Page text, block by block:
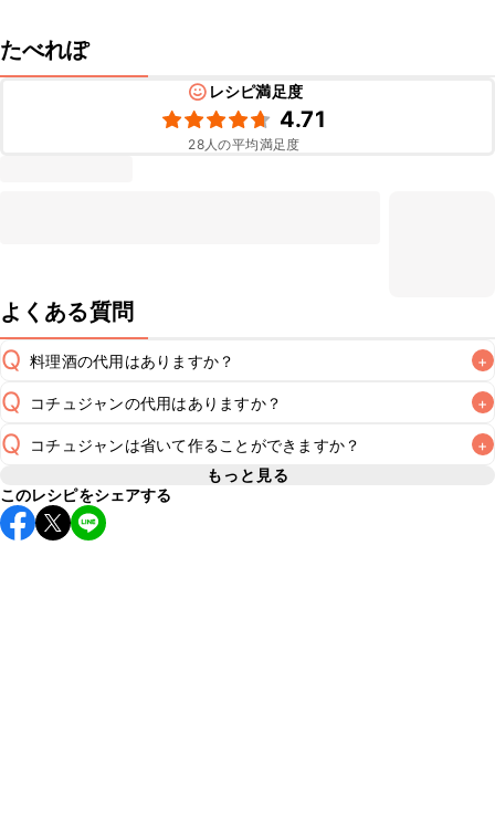
たべれぽ
レシピ満足度
4.71
28人の平均満足度
よくある質問
Q 料理酒の代用はありますか？ +
A
Q コチュジャンの代用はありますか？ +
A
Q コチュジャンは省いて作ることができますか？ +
A
使用量が少ない場合は省いてもお作りいただけますが、メイ
ンの味付けとして使用している場合は省くと味がぼやける可
能性があるため、
もっと見る
このレシピをシェアする